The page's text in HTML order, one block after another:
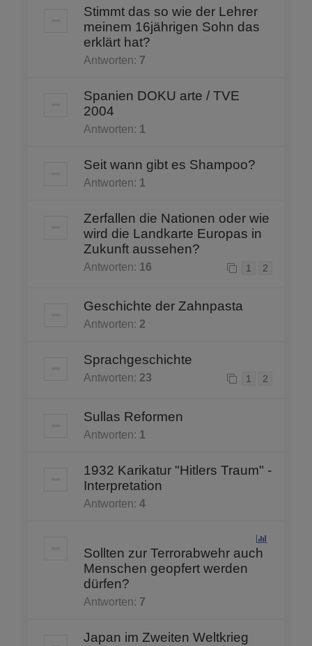
Stimmt das so wie der Lehrer
meinem 16jährigen Sohn das
erklärt hat?
Antworten: 7
Spanien DOKU arte / TVE
2004
Antworten: 1
Seit wann gibt es Shampoo?
Antworten: 1
Zerfallen die Nationen oder wie
wird die Landkarte Europas in
Zukunft aussehen?
Antworten: 16 1 2
Geschichte der Zahnpasta
Antworten: 2
Sprachgeschichte
Antworten: 23 1 2
Sullas Reformen
Antworten: 1
1932 Karikatur "Hitlers Traum" -
Interpretation
Antworten: 4
Sollten zur Terrorabwehr auch
Menschen geopfert werden
dürfen?
Antworten: 7
Japan im Zweiten Weltkrieg